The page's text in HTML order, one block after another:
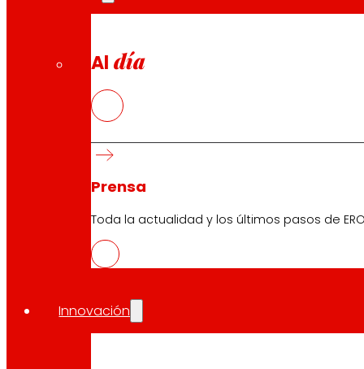
Al día
Prensa
Toda la actualidad y los últimos pasos de
Innovación